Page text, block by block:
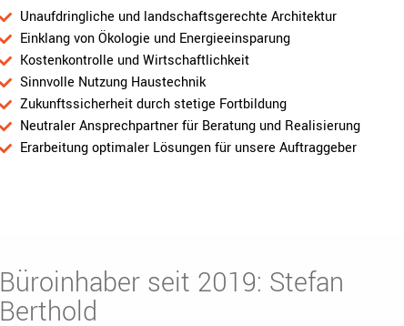
Unaufdringliche und landschaftsgerechte Architektur
Einklang von Ökologie und Energieeinsparung
Kostenkontrolle und Wirtschaftlichkeit
Sinnvolle Nutzung Haustechnik
Zukunftssicherheit durch stetige Fortbildung
Neutraler Ansprechpartner für Beratung und Realisierung
Erarbeitung optimaler Lösungen für unsere Auftraggeber
Büroinhaber seit 2019: Stefan
Berthold